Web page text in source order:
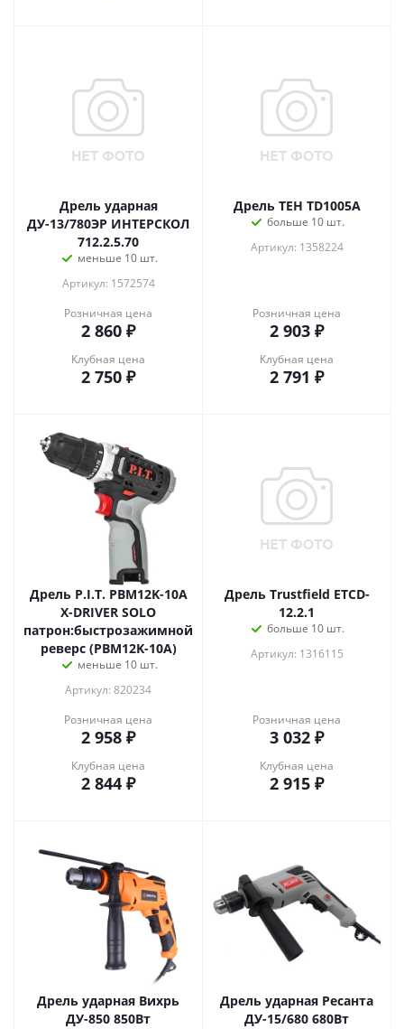
Дрель ударная
ДУ-13/780ЭР ИНТЕРСКОЛ
712.2.5.70
меньше 10 шт.
Артикул: 1572574
Розничная цена
2 860 ₽
Клубная цена
2 750 ₽
Дрель TEH TD1005A
больше 10 шт.
Артикул: 1358224
Розничная цена
2 903 ₽
Клубная цена
2 791 ₽
Дрель P.I.T. PBM12K-10A
X-DRIVER SOLO
патрон:быстрозажимной
реверс (PBM12K-10A)
меньше 10 шт.
Артикул: 820234
Розничная цена
2 958 ₽
Клубная цена
2 844 ₽
Дрель Trustfield ETCD-
12.2.1
больше 10 шт.
Артикул: 1316115
Розничная цена
3 032 ₽
Клубная цена
2 915 ₽
Дрель ударная Вихрь
ДУ-850 850Вт
Дрель ударная Ресанта
ДУ-15/680 680Вт